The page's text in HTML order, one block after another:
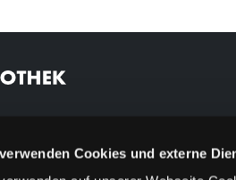
Cookies und externe
Feedback